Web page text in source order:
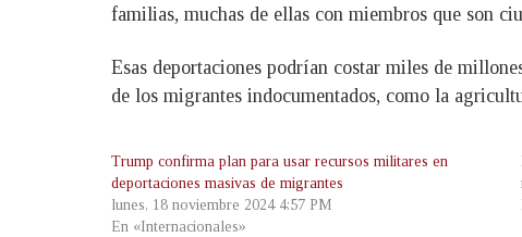
familias, muchas de ellas con miembros que son
Esas deportaciones podrían costar miles de
de los migrantes indocumentados, como la
Trump confirma plan para usar recursos militares en
deportaciones masivas de migrantes
lunes, 18 noviembre 2024 4:57 PM
En «Internacionales»